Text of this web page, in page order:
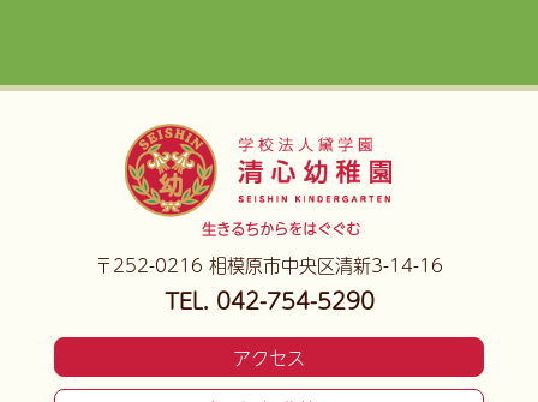
生きるちからをはぐぐむ
〒252-0216 相模原市中央区清新3-14-16
TEL. 042-754-5290
アクセス